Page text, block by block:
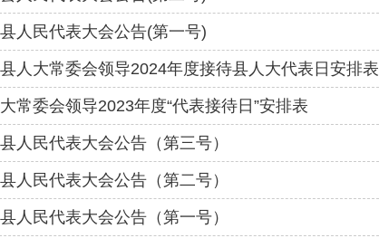
人民代表大会公告(第一号)
人大常委会领导2024年度接待县人大代表日安排表
常委会领导2023年度“代表接待日”安排表
人民代表大会公告（第三号）
人民代表大会公告（第二号）
人民代表大会公告（第一号）